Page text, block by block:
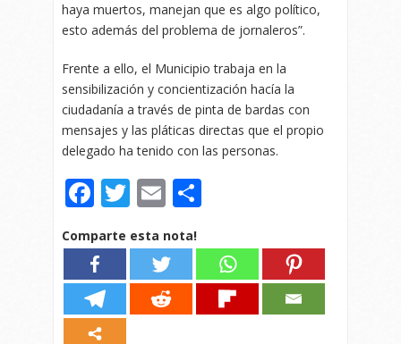
haya muertos, manejan que es algo político,
esto además del problema de jornaleros”.
Frente a ello, el Municipio trabaja en la
sensibilización y concientización hacía la
ciudadanía a través de pinta de bardas con
mensajes y las pláticas directas que el propio
delegado ha tenido con las personas.
Facebook
Twitter
Email
Comparte esta nota!